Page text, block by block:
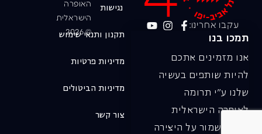
עקבו אחרינו:
תמכו בנו
אנו מזמינים אתכם
להיות שותפים בעשיה
שלנו ע"י תרומה
לאופרה הישראלית
ובכך לשמור על היצירה
האופרה
הישראלית
© 2026
נגישות
תקנון ותנאי שימוש
מדיניות פרטיות
מדיניות הביטולים
צור קשר